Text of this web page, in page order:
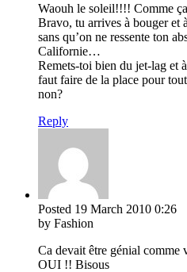
Waouh le soleil!!!! Comme
Bravo, tu arrives à bouger et
sans qu’on ne ressente ton
Californie…
Remets-toi bien du jet-lag et
faut faire de la place pour
non?
Reply
Posted 19 March 2010 0:26
by Fashion
Ca devait être génial comme
OUI !! Bisous